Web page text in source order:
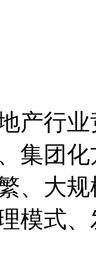
产行
集团
、大
模式